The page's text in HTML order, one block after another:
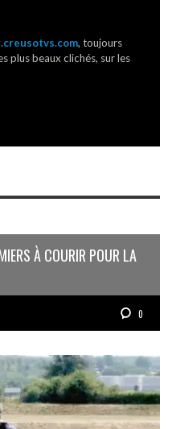
, toujours
plus beaux clichés, sur les
À COURIR POUR LA
0